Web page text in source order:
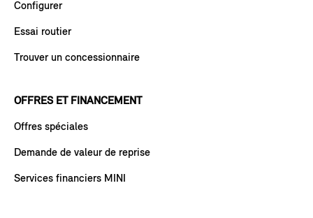
Configurer
Essai routier
Trouver un concessionnaire
OFFRES ET FINANCEMENT
Offres spéciales
Demande de valeur de reprise
Services financiers MINI